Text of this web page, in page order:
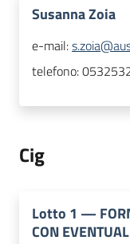
Susanna Zoia
e-mail:
telefono:
Cig
Lotto 1 —
CON